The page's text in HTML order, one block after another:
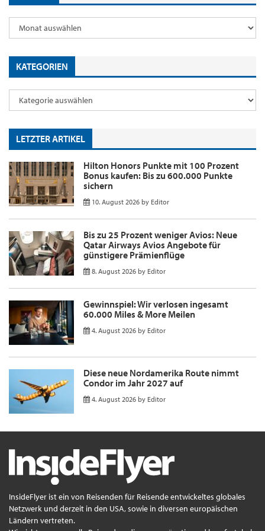
KATEGORIEN
LETZTER ARTIKEL
Hilton Honors Punkte mit 100 Prozent
Bonus kaufen: Bis zu 600.000 Punkte
sichern
10. August 2026 by Editor
Bis zu 25 Prozent weniger Avios: Neue
Qatar Airways Avios Angebote für
günstigere Prämienflüge
8. August 2026 by Editor
Gewinnspiel: Wir verlosen ingesamt
60.000 Miles & More Meilen
4. August 2026 by Editor
Diese neue Nordamerika Route nimmt
Condor im Jahr 2027 auf
4. August 2026 by Editor
InsideFlyer ist ein von Reisenden für Reisende entwickeltes globales
Netzwerk und derzeit in den USA, sowie in diversen europäischen
Ländern vertreten.